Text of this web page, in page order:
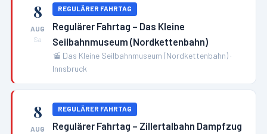
8
AUG
Sa
REGULÄRER FAHRTAG
Regulärer Fahrtag – Das Kleine
Seilbahnmuseum (Nordkettenbahn)
🚡 Das Kleine Seilbahnmuseum (Nordkettenbahn) ·
Innsbruck
8
AUG
REGULÄRER FAHRTAG
Regulärer Fahrtag – Zillertalbahn Dampfzug